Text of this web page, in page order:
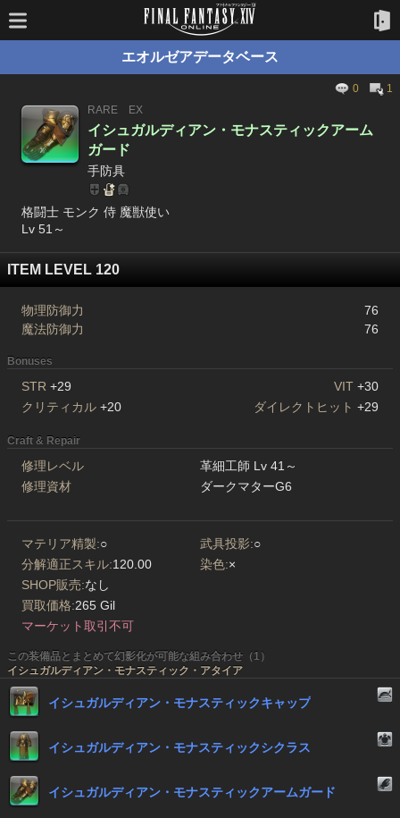
エオルゼアデータベース
0
1
RARE
EX
イシュガルディアン・モナスティックアーム
ガード
手防具
格闘士 モンク 侍 魔獣使い
Lv 51～
ITEM LEVEL 120
物理防御力
76
魔法防御力
76
Bonuses
STR +29 VIT +30
クリティカル +20 ダイレクトヒット +29
Craft & Repair
修理レベル
革細工師 Lv 41～
修理資材
ダークマターG6
マテリア精製:○ 武具投影:○
分解適正スキル:120.00 染色:×
SHOP販売:なし
買取価格:265 Gil
マーケット取引不可
この装備品とまとめて幻影化が可能な組み合わせ（1）
イシュガルディアン・モナスティック・アタイア
イシュガルディアン・モナスティックキャップ
イシュガルディアン・モナスティックシクラス
イシュガルディアン・モナスティックアームガード